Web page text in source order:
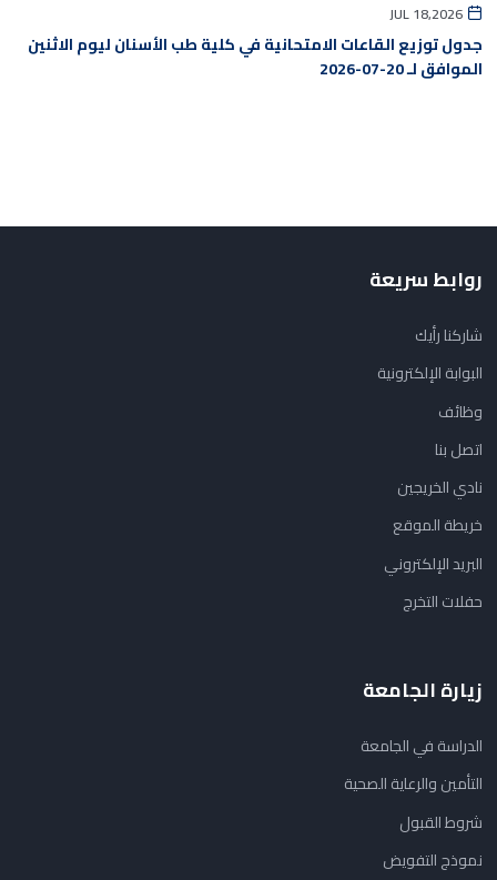
JUL 18,2026
جدول توزيع القاعات الامتحانية في كلية طب الأسنان ليوم الاثنين
الموافق لـ 20-07-2026
روابط سريعة
شاركنا رأيك
البوابة الإلكترونية
وظائف
اتصل بنا
نادي الخريجين
خريطة الموقع
البريد الإلكتروني
حفلات التخرج
زيارة الجامعة
الدراسة في الجامعة
التأمين والرعاية الصحية
شروط القبول
نموذج التفويض